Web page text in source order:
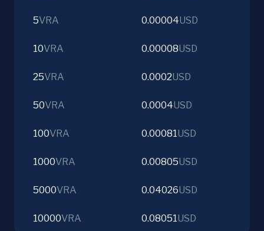
5VRA 0.00004USD
10VRA 0.00008USD
25VRA 0.0002USD
50VRA 0.0004USD
100VRA 0.00081USD
1000VRA 0.00805USD
5000VRA 0.04026USD
10000VRA 0.08051USD